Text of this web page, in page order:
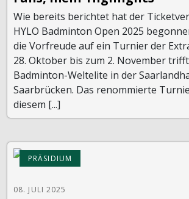
Wie bereits berichtet hat der
HYLO Badminton Open 2025
die Vorfreude auf ein Turnier der
28. Oktober bis zum 2. November
Badminton-Weltelite in der
Saarbrücken. Das renommierte
diesem [...]
PRÄSIDIUM
08. JULI 2025